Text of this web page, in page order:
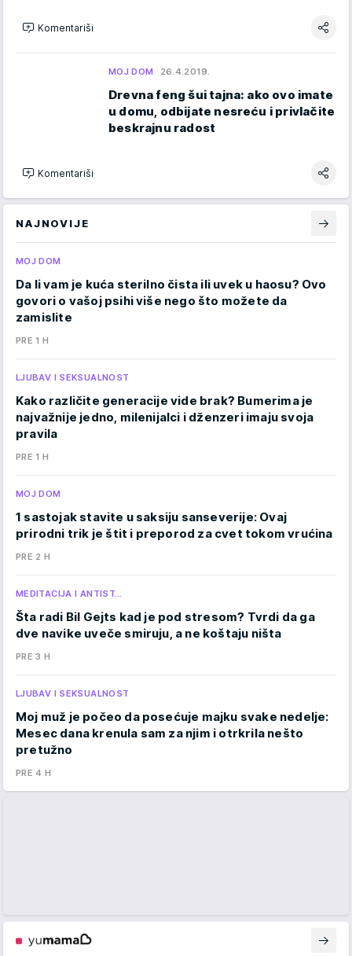
Komentariši
MOJ DOM 26.4.2019.
Drevna feng šui tajna: ako ovo imate
u domu, odbijate nesreću i privlačite
beskrajnu radost
Komentariši
NAJNOVIJE
MOJ DOM
Da li vam je kuća sterilno čista ili uvek u haosu? Ovo
govori o vašoj psihi više nego što možete da
zamislite
PRE 1 H
LJUBAV I SEKSUALNOST
Kako različite generacije vide brak? Bumerima je
najvažnije jedno, milenijalci i dženzeri imaju svoja
pravila
PRE 1 H
MOJ DOM
1 sastojak stavite u saksiju sanseverije: Ovaj
prirodni trik je štit i preporod za cvet tokom vrućina
PRE 2 H
MEDITACIJA I ANTIST…
Šta radi Bil Gejts kad je pod stresom? Tvrdi da ga
dve navike uveče smiruju, a ne koštaju ništa
PRE 3 H
LJUBAV I SEKSUALNOST
Moj muž je počeo da posećuje majku svake nedelje:
Mesec dana krenula sam za njim i otrkrila nešto
pretužno
PRE 4 H